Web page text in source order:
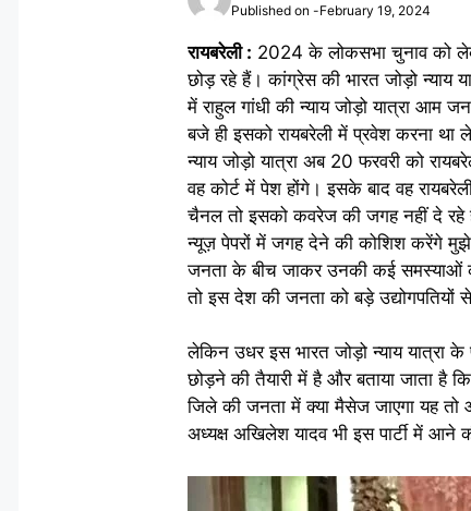
Published on -February 19, 2024
रायबरेली : 2024 के लोकसभा चुनाव को
छोड़ रहे हैं। कांग्रेस की भारत जोड़ो न्याय
में राहुल गांधी की न्याय जोड़ो यात्रा
बजे ही इसको रायबरेली में प्रवेश करना था
न्याय जोड़ो यात्रा अब 20 फरवरी को
वह कोर्ट में पेश होंगे। इसके बाद वह
चैनल तो इसको कवरेज की जगह नहीं दे
न्यूज़ पेपरों में जगह देने की कोशिश करेंगे मुझे
जनता के बीच जाकर उनकी कई समस्याओं
तो इस देश की जनता को बड़े उद्योगपतियों
लेकिन उधर इस भारत जोड़ो न्याय यात्रा के
छोड़ने की तैयारी में है और बताया जाता है
जिले की जनता में क्या मैसेज जाएगा यह तो
अध्यक्ष अखिलेश यादव भी इस पार्टी में